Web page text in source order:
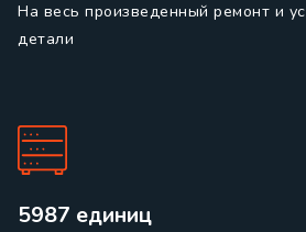
На весь произведенный ремонт и
детали
5987 единиц